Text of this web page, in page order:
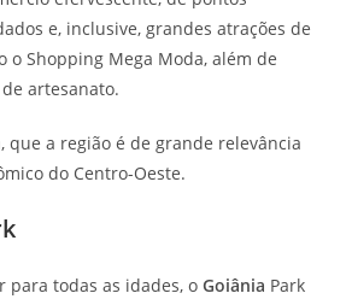
e, inclusive, grandes atrações de
o Shopping Mega Moda, além de
artesanato.
que a região é de grande relevância
do Centro-Oeste.
para todas as idades, oGoiânia Park